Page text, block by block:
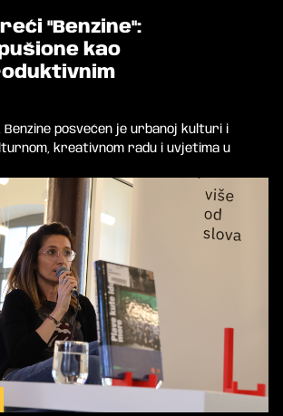
"Benzine":
kao
posvećen je urbanoj kulturi i
kreativnom radu i uvjetima u